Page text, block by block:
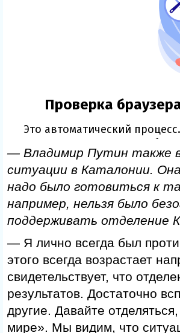
— Владимир Путин также
ситуации в Каталонии.
надо было готовиться к
например, нельзя было
поддерживать отделение
— Я лично всегда был
этого всегда возрастает
свидетельствует, что
результатов. Достаточно
другие. Давайте
мире». Мы видим, что